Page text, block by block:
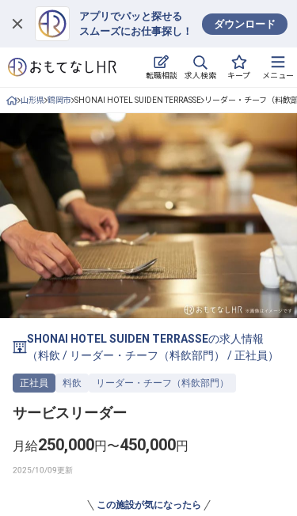
アプリでパッと探せる
スムーズにお仕事探し！
ダウンロード
転職相談 求人検索 キープ メニュー
ログイン
求人・施設を探す
キープした求人
就職・転職 合同説明会
おもてなしHRについて
ご利用の流れ
よくある質問
ホテル・宿泊業界情報コラム
無料 転職サポートに申し込む
採用をお考えの企業様へ
山形県 鶴岡市 SHONAI HOTEL SUIDEN TERRASSE リーダー・チーフ（料飲
SHONAI HOTEL SUIDEN TERRASSEの求人情報
（料飲 / リーダー・チーフ（料飲部門） /正社員 ）
正社員 料飲 リーダー・チーフ（料飲部門）
サービスリーダー
月給250,000円〜450,000円
この施設が気になったら